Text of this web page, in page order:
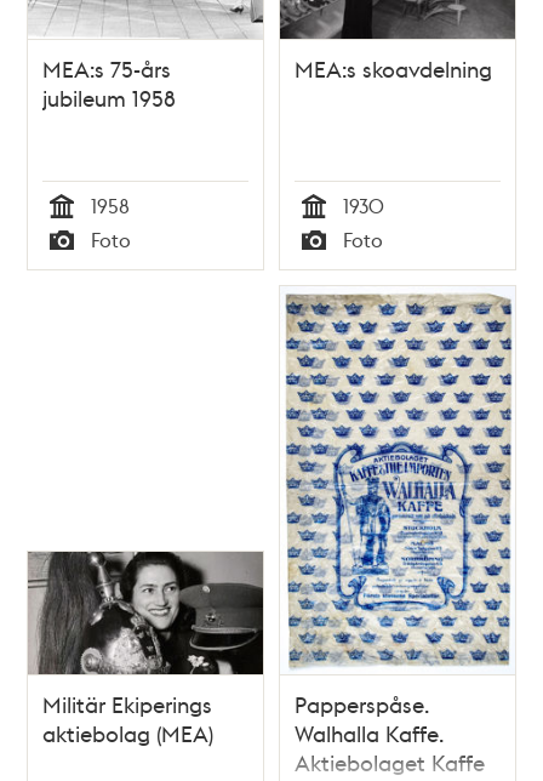
MEA:s 75-års
jubileum 1958
Tid
1958
Typ
Foto
MEA:s skoavdelning
Tid
1930
Typ
Foto
Militär Ekiperings
aktiebolag (MEA)
Papperspåse.
Walhalla Kaffe.
Aktiebolaget Kaffe